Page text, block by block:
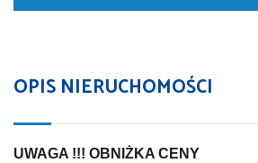
OPIS NIERUCHOMOŚCI
UWAGA !!! OBNIŻKA CENY